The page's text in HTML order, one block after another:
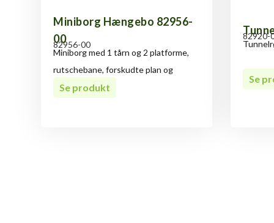
Miniborg Hængebo 82956-
00
82956-00
Miniborg med 1 tårn og 2 platforme,
rutschebane, forskudte plan og
Se produkt
82920-
Se